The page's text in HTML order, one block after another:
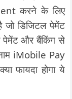
करने के लिए
डिजिटल पेमेंट
पेमेंट और बैंकिंग से
iMobile Pay
फायदा होगा ये